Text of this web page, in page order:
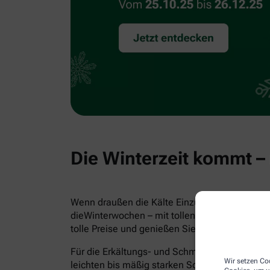
Wir setzen
Die Winterzeit kommt
Wenn draußen die Kälte Einzug hält, ist
dieWinterwochen – mit tollen Ideen, Tipps
tolle Preise und genießen Sie mit uns die
Für die Erkältungs- und Schmuddelwetter-
leichten bis mäßig starken Schmerzen sowie